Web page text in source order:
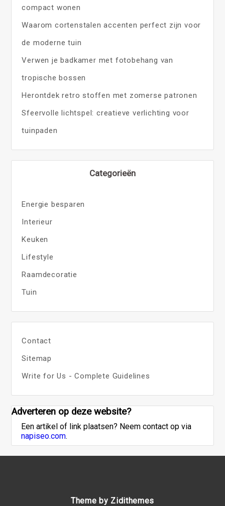
compact wonen
Waarom cortenstalen accenten perfect zijn voor
de moderne tuin
Verwen je badkamer met fotobehang van
tropische bossen
Herontdek retro stoffen met zomerse patronen
Sfeervolle lichtspel: creatieve verlichting voor
tuinpaden
Categorieën
Energie besparen
Interieur
Keuken
Lifestyle
Raamdecoratie
Tuin
Contact
Sitemap
Write for Us - Complete Guidelines
Adverteren op deze website?
Een artikel of link plaatsen? Neem contact op via
napiseo.com.
Theme by Zidithemes